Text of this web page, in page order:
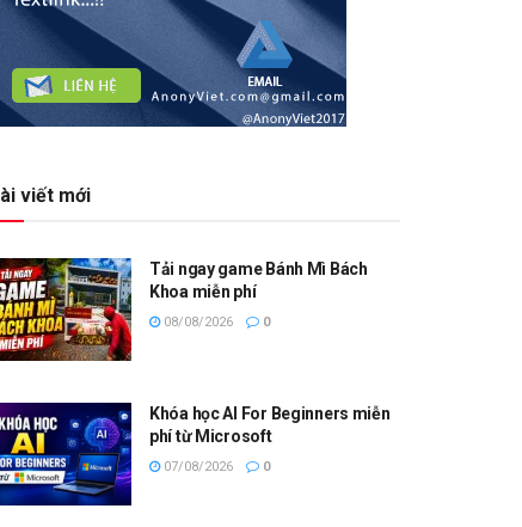
viết mới
Tải ngay game Bánh Mì Bách
Khoa miễn phí
08/08/2026 0
Khóa học AI For Beginners miễn
phí từ Microsoft
07/08/2026 0